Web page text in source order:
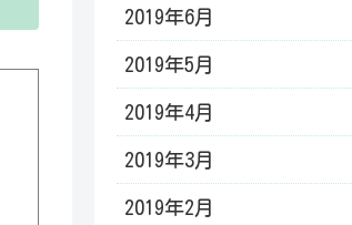
2019年6月
2019年5月
2019年4月
2019年3月
2019年2月